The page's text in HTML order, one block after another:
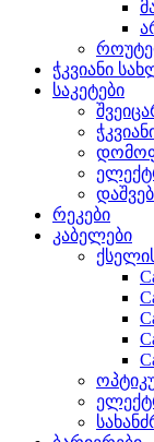
ჭკვიანი
საკეტები
რეკები
კაბელები